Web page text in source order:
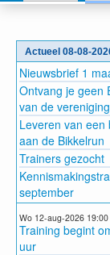
Actueel 08-08-
Nieuwsbrief 1
Ontvang je geen
van de
Leveren van een
aan de Bikkelrun
Trainers gezocht
september
Wo 12-aug-2026 19:00
Training begint
uur